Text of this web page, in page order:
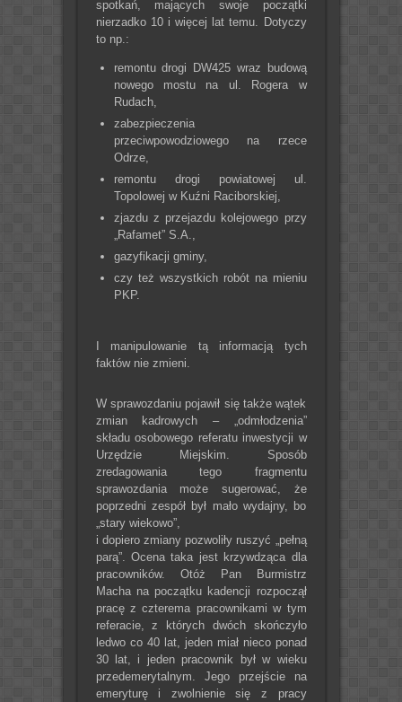
spotkań, mających swoje początki
nierzadko 10 i więcej lat temu. Dotyczy
to np.:
remontu drogi DW425 wraz budową
nowego mostu na ul. Rogera w
Rudach,
zabezpieczenia
przeciwpowodziowego na rzece
Odrze,
remontu drogi powiatowej ul.
Topolowej w Kuźni Raciborskiej,
zjazdu z przejazdu kolejowego przy
„Rafamet” S.A.,
gazyfikacji gminy,
czy też wszystkich robót na mieniu
PKP.
I manipulowanie tą informacją tych
faktów nie zmieni.
W sprawozdaniu pojawił się także wątek
zmian kadrowych – „odmłodzenia”
składu osobowego referatu inwestycji w
Urzędzie Miejskim. Sposób
zredagowania tego fragmentu
sprawozdania może sugerować, że
poprzedni zespół był mało wydajny, bo
„stary wiekowo”,
i dopiero zmiany pozwoliły ruszyć „pełną
parą”. Ocena taka jest krzywdząca dla
pracowników. Otóż Pan Burmistrz
Macha na początku kadencji rozpoczął
pracę z czterema pracownikami w tym
referacie, z których dwóch skończyło
ledwo co 40 lat, jeden miał nieco ponad
30 lat, i jeden pracownik był w wieku
przedemerytalnym. Jego przejście na
emeryturę i zwolnienie się z pracy